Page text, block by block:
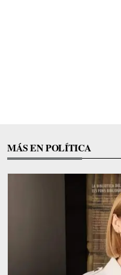
MÁS EN POLÍTICA